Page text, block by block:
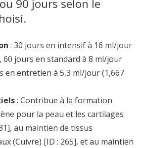
90 jours selon le
: 30 jours en intensif à 16 ml/jour
60 jours en standard à 8 ml/jour
en entretien à 5,3 ml/jour (1,667
: Contribue à la formation
pour la peau et les cartilages
au maintien de tissus
(Cuivre) [ID : 265], et au maintien